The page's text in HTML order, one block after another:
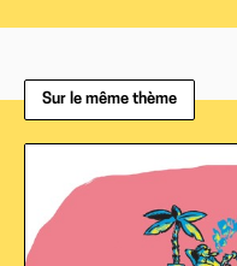
Sur le même thème